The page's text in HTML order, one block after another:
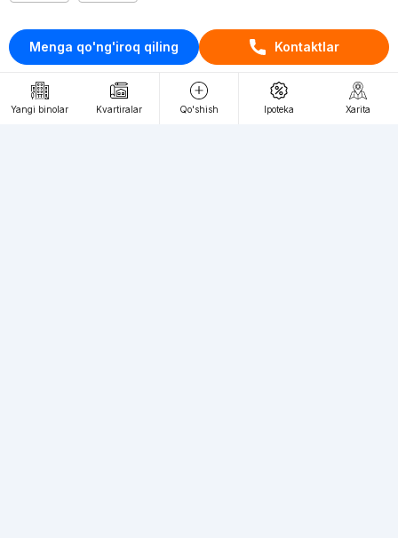
Menga qo'ng'iroq qiling Kontaktlar
Yangi binolar Kvartiralar Qo'shish Ipoteka Xarita
Kontaktlar
loyiha haqida
Webnow © loyihasi